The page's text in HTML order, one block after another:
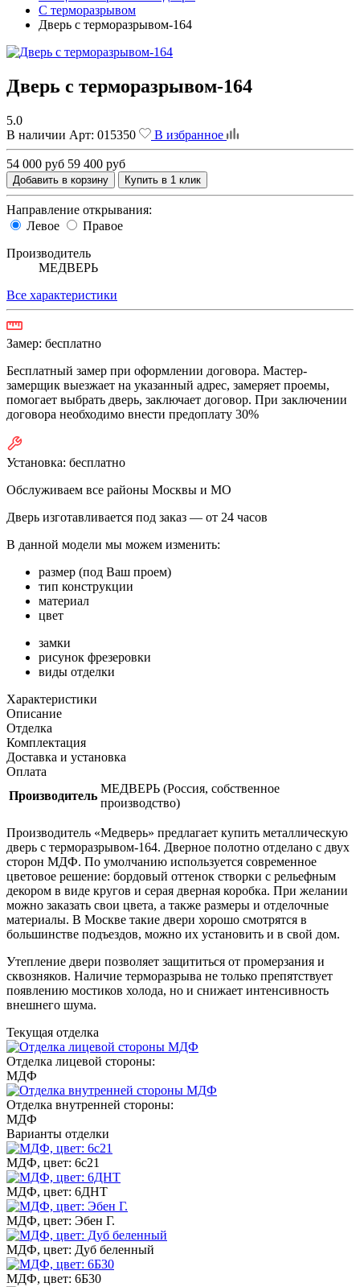
С терморазрывом
Дверь с терморазрывом-164
Дверь с терморазрывом-164
5.0
В наличии Арт: 015350 В избранное
54 000 руб 59 400 руб
Добавить в корзину Купить в 1 клик
Направление открывания:
Левое
Правое
Производитель
МЕДВЕРЬ
Все характеристики
Замер: бесплатно
Бесплатный замер при оформлении договора. Мастер-
замерщик выезжает на указанный адрес, замеряет проемы,
помогает выбрать дверь, заключает договор. При заключении
договора необходимо внести предоплату 30%
Установка: бесплатно
Обслуживаем все районы Москвы и МО
Дверь изготавливается под заказ — от 24 часов
В данной модели мы можем изменить:
размер (под Ваш проем)
тип конструкции
материал
цвет
замки
рисунок фрезеровки
виды отделки
Характеристики
Описание
Отделка
Комплектация
Доставка и установка
Оплата
Производитель
МЕДВЕРЬ (Россия, собственное
производство)
Производитель «Медверь» предлагает купить металлическую
дверь с терморазрывом-164. Дверное полотно отделано с двух
сторон МДФ. По умолчанию используется современное
цветовое решение: бордовый оттенок створки с рельефным
декором в виде кругов и серая дверная коробка. При желании
можно заказать свои цвета, а также размеры и отделочные
материалы. В Москве такие двери хорошо смотрятся в
большинстве подъездов, можно их установить и в свой дом.
Утепление двери позволяет защититься от промерзания и
сквозняков. Наличие терморазрыва не только препятствует
появлению мостиков холода, но и снижает интенсивность
внешнего шума.
Текущая отделка
Отделка лицевой стороны:
МДФ
Отделка внутренней стороны:
МДФ
Варианты отделки
МДФ, цвет: 6с21
МДФ, цвет: 6ДНТ
МДФ, цвет: Эбен Г.
МДФ, цвет: Дуб беленный
МДФ, цвет: 6Б30